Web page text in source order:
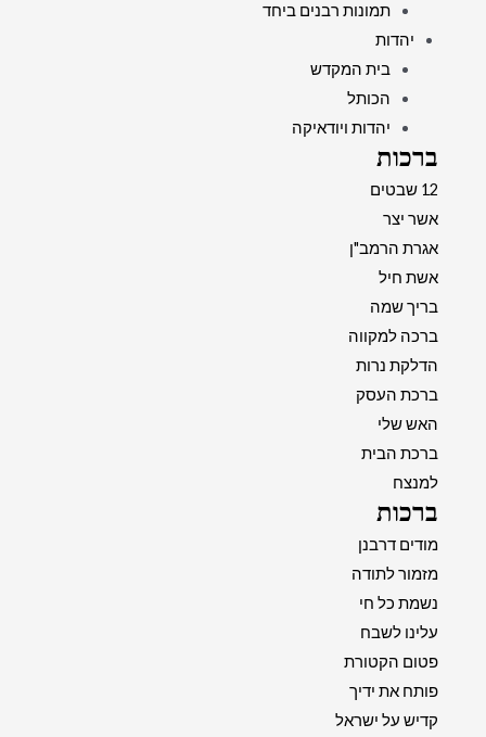
תמונות רבנים ביחד
יהדות
בית המקדש
הכותל
יהדות ויודאיקה
ברכות
12 שבטים
אשר יצר
אגרת הרמב"ן
אשת חיל
בריך שמה
ברכה למקווה
הדלקת נרות
ברכת העסק
האש שלי
ברכת הבית
למנצח
ברכות
מודים דרבנן
מזמור לתודה
נשמת כל חי
עלינו לשבח
פטום הקטורת
פותח את ידיך
קדיש על ישראל